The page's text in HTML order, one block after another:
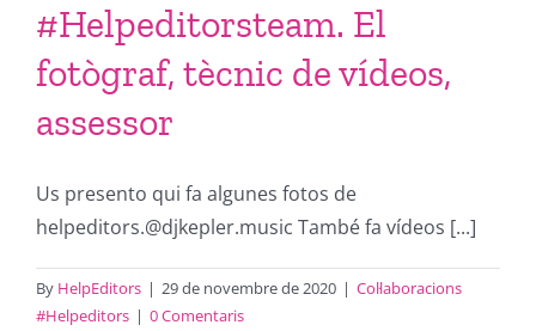
#Helpeditorsteam. El
fotògraf, tècnic de vídeos,
assessor
Us presento qui fa algunes fotos de
helpeditors.@djkepler.music També fa vídeos [...]
By HelpEditors | 29 de novembre de 2020 | Col·laboracions
#Helpeditors | 0 Comentaris